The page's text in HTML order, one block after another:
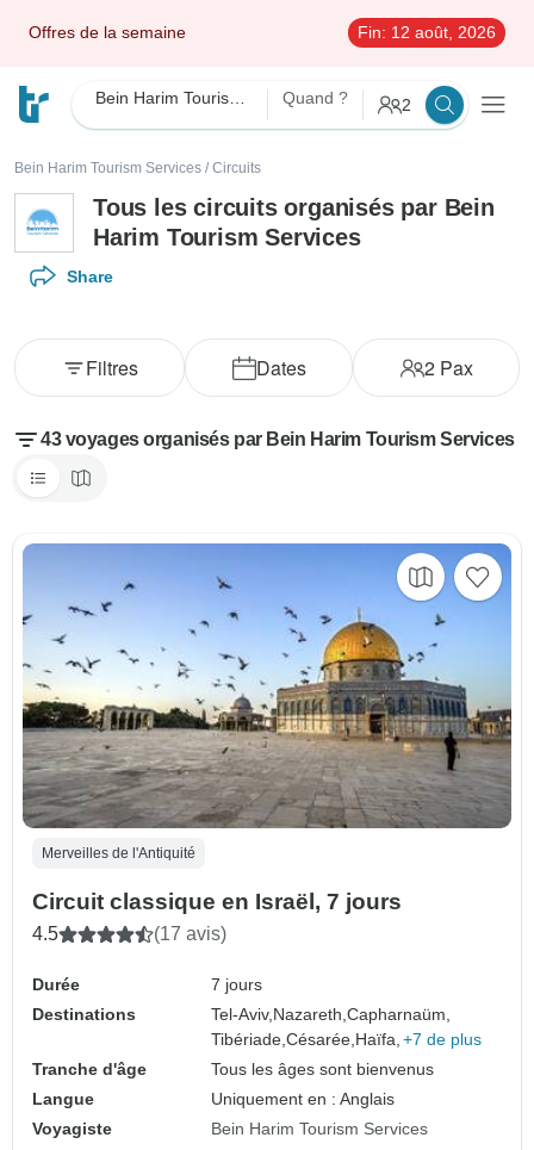
Offres de la semaine Fin: 12 août, 2026
Quand ? 2
Bein Harim Tourism Services / Circuits
Tous les circuits organisés par Bein
Harim Tourism Services
Share
Dates 2Pax
Filtres
43 voyages organisés par Bein Harim Tourism Services
Merveilles de l'Antiquité
Circuit classique en Israël, 7 jours
4.5 (17 avis)
Durée
7 jours
Destinations
Tel-Aviv, Nazareth,Capharnaüm,
Tibériade,Césarée, Haïfa, +7 de plus
Tranche d'âge
Tous les âges sont bienvenus
Langue
Uniquement en : Anglais
Voyagiste
Bein Harim Tourism Services